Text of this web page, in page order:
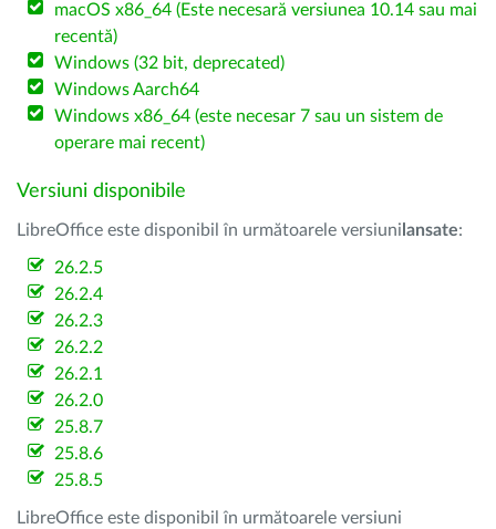
macOS x86_64 (Este necesară versiunea 10.14 sau mai
recentă)
Windows (32 bit, deprecated)
Windows Aarch64
Windows x86_64 (este necesar 7 sau un sistem de
operare mai recent)
Versiuni disponibile
LibreOffice este disponibil în următoarele versiuni lansate:
26.2.5
26.2.4
26.2.3
26.2.2
26.2.1
26.2.0
25.8.7
25.8.6
25.8.5
LibreOffice este disponibil în următoarele versiuni